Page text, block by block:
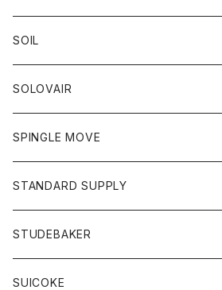
ボトム
ワンピース
トップス
Tシャツ
トレーナー
ボトム
ショートパンツ
スカート
レディース
スカート
Tシャツ
アクセサリー
バック
カーディガン
コート
グッズ
ネクタイ
グローブ
アクセサリー
トップス
カットソー
カーディガン
ボトム
ショートパンツ
パンツ
レディース
カットソー
ボトム
ジーンズ
チノパン
トップス
ポロシャツ
ベスト
靴
SOIL
靴
ワンピース
トップス
カットソー
ボトム
パンツ
SOLOVAIR
SPINGLE MOVE
STANDARD SUPPLY
財布
バッグ
STUDEBAKER
アクセサリー
SUICOKE